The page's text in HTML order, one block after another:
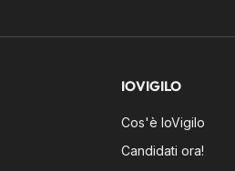
IOVIGILO
Cos'è IoVigilo
Candidati ora!